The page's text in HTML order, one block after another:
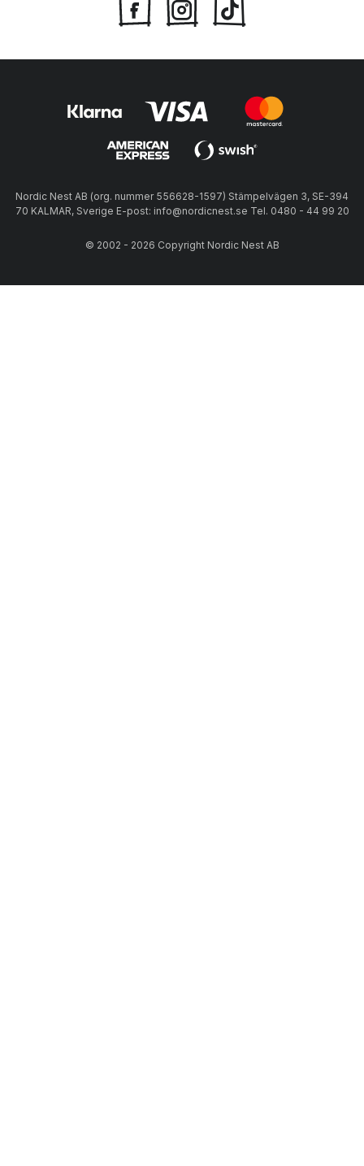
Nordic Nest AB (org. nummer 556628-1597) Stämpelvägen 3, SE-394
70 KALMAR, Sverige E-post: info@nordicnest.se Tel. 0480 - 44 99 20
© 2002 - 2026 Copyright Nordic Nest AB